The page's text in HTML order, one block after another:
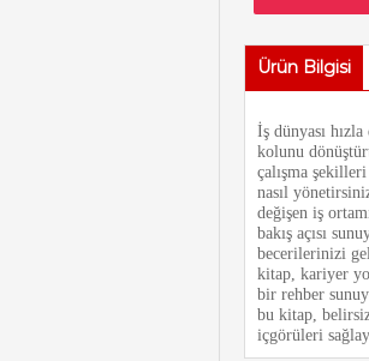
Ürün Bilgisi
İş dünyası
kolunu
çalışma
nasıl
değişen iş
bakış açısı
becerilerinizi
kitap, kariyer
bir rehber
bu kitap,
içgörüleri